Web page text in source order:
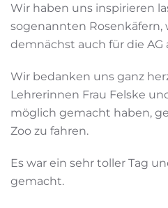
Wir haben uns inspirieren
sogenannten Rosenkäfern,
demnächst auch für die AG
Wir bedanken uns ganz
Lehrerinnen Frau Felske
möglich gemacht haben,
Zoo zu fahren.
Es war ein sehr toller Tag
gemacht.